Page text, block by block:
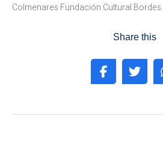
Colmenares Fundación Cultural Bordes.
Share this